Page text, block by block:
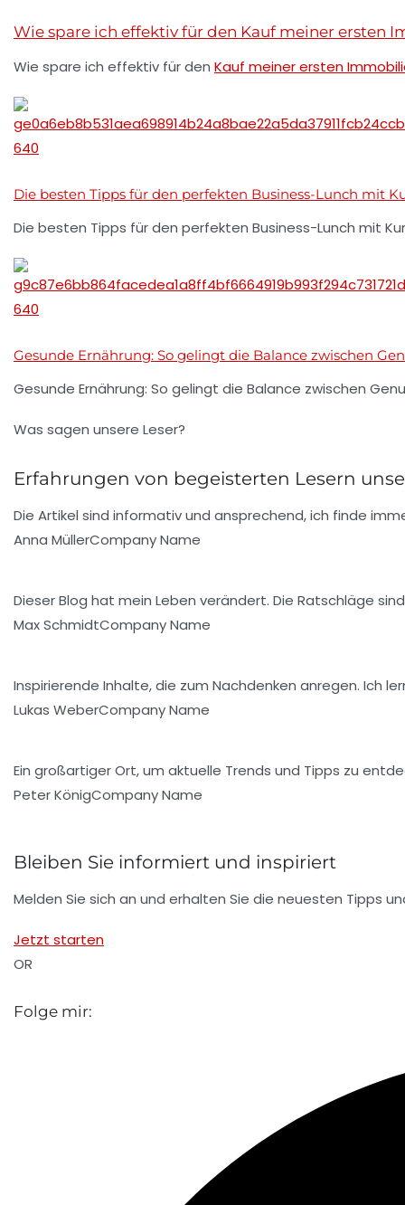
Wie spare ich effektiv für den Kauf meiner ersten
Wie spare ich effektiv für den Kauf meiner ersten
Die besten Tipps für den perfekten Business-Lunch mit
Die besten Tipps für den perfekten Business-Lunch mit
Gesunde Ernährung: So gelingt die Balance zwischen
Gesunde Ernährung: So gelingt die Balance zwischen
Was sagen unsere Leser?
Erfahrungen von begeisterten Lesern
Die Artikel sind informativ und ansprechend, ich finde
Anna MüllerCompany Name
Dieser Blog hat mein Leben verändert. Die Ratschläge
Max SchmidtCompany Name
Inspirierende Inhalte, die zum Nachdenken anregen. Ich
Lukas WeberCompany Name
Ein großartiger Ort, um aktuelle Trends und Tipps zu
Peter KönigCompany Name
Bleiben Sie informiert und inspiriert
Melden Sie sich an und erhalten Sie die neuesten Tipps
Jetzt starten
OR
Folge mir: